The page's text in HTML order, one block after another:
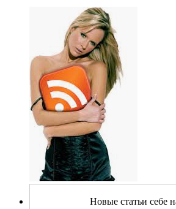
Новые статьи себе